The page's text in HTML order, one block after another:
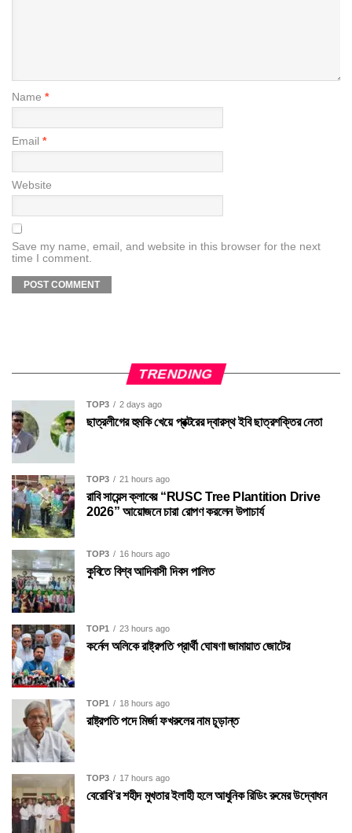
Name *
Email *
Website
Save my name, email, and website in this browser for the next
time I comment.
TRENDING
TOP3 2 days ago
ছাত্রলীগের হুমকি খেয়ে প্রক্টরের দ্বারস্থ ইবি ছাত্রশক্তির নেতা
TOP3 21 hours ago
রাবি সায়েন্স ক্লাবের “RUSC Tree Plantition Drive
2026” আয়োজনে চারা রোপণ করলেন উপাচার্য
TOP3 16 hours ago
কুবিতে বিশ্ব আদিবাসী দিবস পালিত
TOP1 23 hours ago
কর্নেল অলিকে রাষ্ট্রপতি প্রার্থী ঘোষণা জামায়াত জোটের
TOP1 18 hours ago
রাষ্ট্রপতি পদে মির্জা ফখরুলের নাম চূড়ান্ত
TOP3 17 hours ago
বেরোবি’র শহীদ মুখতার ইলাহী হলে আধুনিক রিডিং রুমের উদ্বোধন